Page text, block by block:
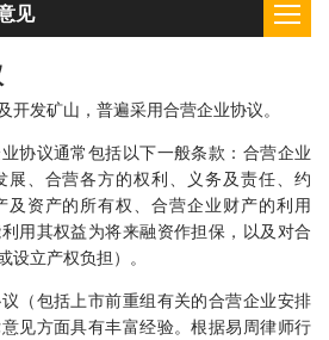
见
开发矿山，普遍采用合营企业协议。
协议通常包括以下一般条款：合营企业
、合营各方的权利、义务及责任、约
及资产的所有权、合营企业财产的利用
利用其权益为将来融资作担保，以及对合
设立产权负担）。
（包括上市前重组有关的合营企业安排
见方面具有丰富经验。根据易周律师行